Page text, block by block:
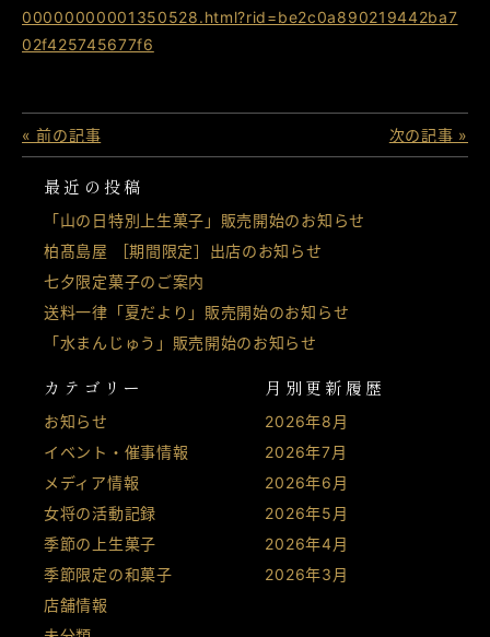
最近の投稿
「山の日特別上生菓子」販売開始のお知らせ
柏髙島屋 ［期間限定］出店のお知らせ
七夕限定菓子のご案内
送料一律「夏だより」販売開始のお知らせ
「水まんじゅう」販売開始のお知らせ
カテゴリー
お知らせ
イベント・催事情報
メディア情報
女将の活動記録
季節の上生菓子
季節限定の和菓子
店舗情報
月別更新履歴
2026年8月
2026年7月
2026年6月
2026年5月
2026年4月
2026年3月
00000000001350528.html?rid=be2c0a890219442ba7
02f425745677f6
« 前の記事 次の記事 »